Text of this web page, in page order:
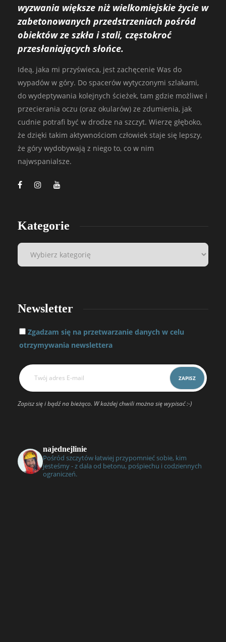
wyzwania większe niż wielkomiejskie życie w
zabetonowanych przedstrzeniach pośród
obiektów ze szkła i stali, częstokroć
przesłaniających słońce.
Ideą, jaka mi przyświeca, jest zachęcenie Was do
wypadów w góry. Do spacerów wytyczonymi szlakami,
do wydeptywania kolejnych ścieżek, tam gdzie możliwe i
przecierania oczu (oraz okularów) ze zdumienia, jak
cudnie potrafi być w drodze na szczyt. Wierzę głęboko,
że dzięki takim aktywnościom człowiek staje się lepszy,
że góry wydobywają z niego to, co w nim
najwspanialsze.
Kategorie
Newsletter
Zgadzam się na przetwarzanie danych w celu
otrzymywania newslettera
Zapisz się i bądź na bieżąco. W każdej chwili można się wypisać :-)
najednejlinie
Pośród szczytów łatwiej przypomnieć sobie, kim
jesteśmy - z dala od betonu, pośpiechu i codziennych
ograniczeń.